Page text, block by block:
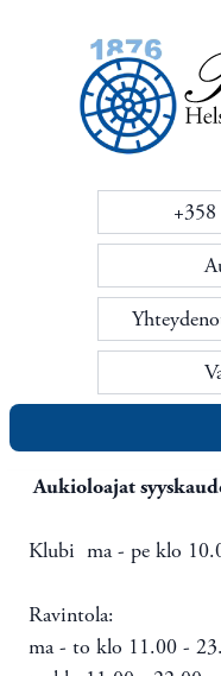
Aukioloajat
Klubi ma - pe klo
Ravintola:
ma - to klo 11.00 -